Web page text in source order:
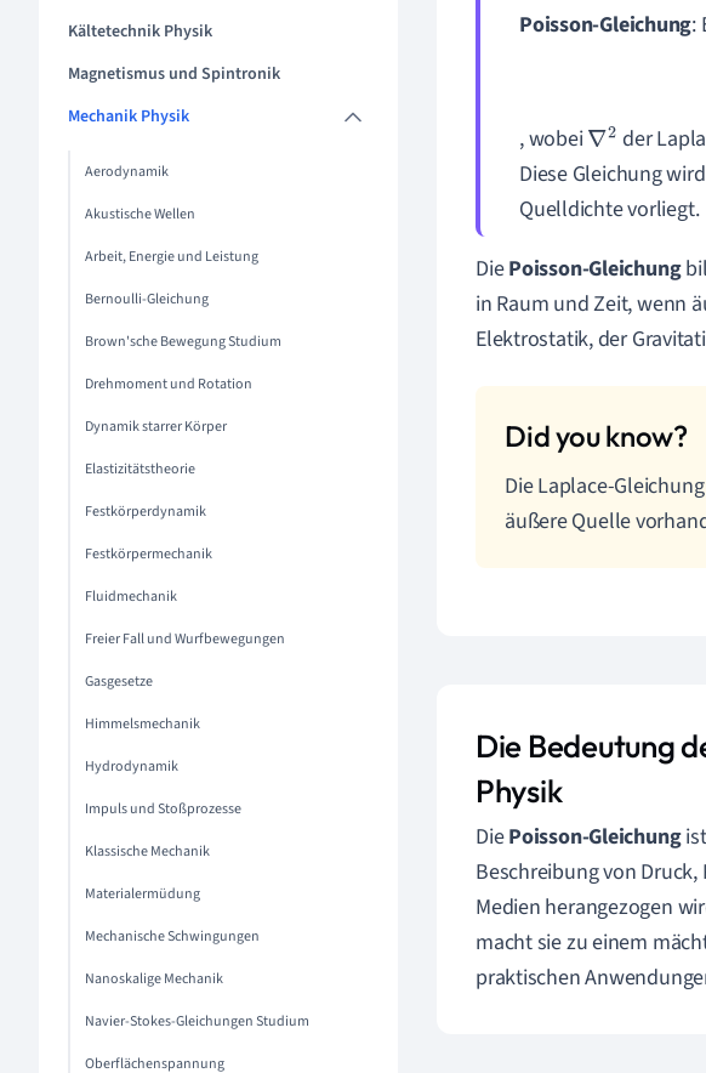
Kältetechnik Physik
Magnetismus und Spintronik
Mechanik Physik
Aerodynamik
Akustische Wellen
Arbeit, Energie und Leistung
Bernoulli-Gleichung
Brown'sche Bewegung Studium
Drehmoment und Rotation
Dynamik starrer Körper
Elastizitätstheorie
Festkörperdynamik
Festkörpermechanik
Fluidmechanik
Freier Fall und Wurfbewegungen
Gasgesetze
Himmelsmechanik
Hydrodynamik
Impuls und Stoßprozesse
Klassische Mechanik
Materialermüdung
Mechanische Schwingungen
Nanoskalige Mechanik
Navier-Stokes-Gleichungen Studium
Oberflächenspannung
Poisson-Gleichung:
, wobei∇2 der
Diese Gleichung
Quelldichte vorliegt.
DiePoisson-Gleichung
in Raum und Zeit, wenn
Elektrostatik, der
Die Laplace-
äußere Quelle
Die Bedeutung
Physik
DiePoisson-Gleichung
Beschreibung von
Medien herangezogen
macht sie zu einem
praktischen